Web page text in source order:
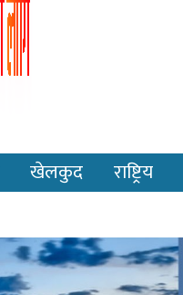
खेलकुद राष्ट्रिय